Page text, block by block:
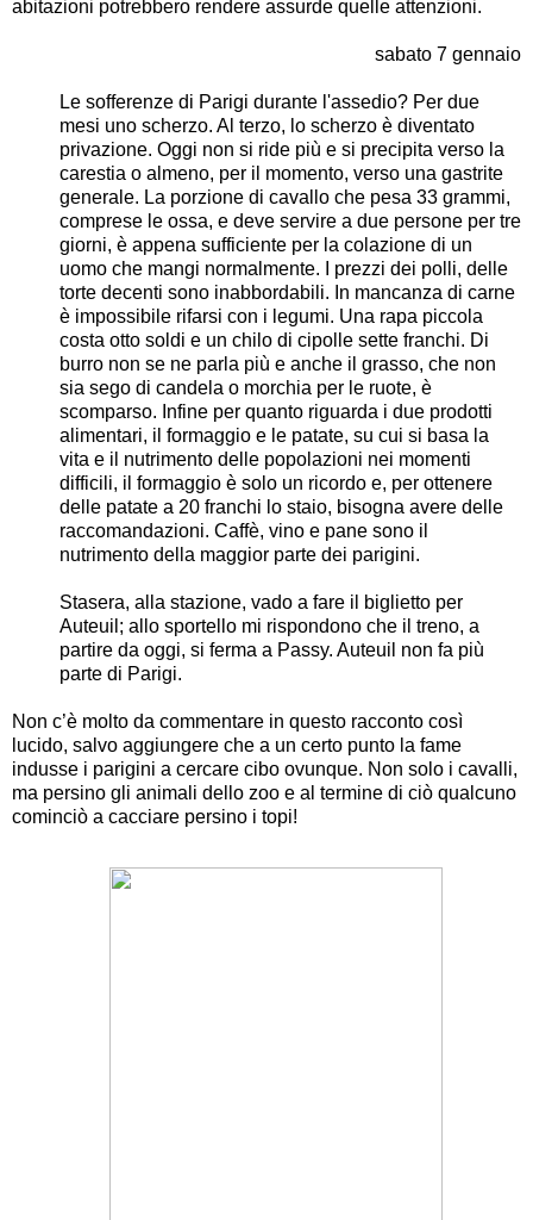
abitazioni potrebbero rendere assurde quelle attenzioni.
sabato 7 gennaio
Le sofferenze di Parigi durante l'assedio? Per due
mesi uno scherzo. Al terzo, lo scherzo è diventato
privazione. Oggi non si ride più e si precipita verso la
carestia o almeno, per il momento, verso una gastrite
generale. La porzione di cavallo che pesa 33 grammi,
comprese le ossa, e deve servire a due persone per tre
giorni, è appena sufficiente per la colazione di un
uomo che mangi normalmente. I prezzi dei polli, delle
torte decenti sono inabbordabili. In mancanza di carne
è impossibile rifarsi con i legumi. Una rapa piccola
costa otto soldi e un chilo di cipolle sette franchi. Di
burro non se ne parla più e anche il grasso, che non
sia sego di candela o morchia per le ruote, è
scomparso. Infine per quanto riguarda i due prodotti
alimentari, il formaggio e le patate, su cui si basa la
vita e il nutrimento delle popolazioni nei momenti
difficili, il formaggio è solo un ricordo e, per ottenere
delle patate a 20 franchi lo staio, bisogna avere delle
raccomandazioni. Caffè, vino e pane sono il
nutrimento della maggior parte dei parigini.
Stasera, alla stazione, vado a fare il biglietto per
Auteuil; allo sportello mi rispondono che il treno, a
partire da oggi, si ferma a Passy. Auteuil non fa più
parte di Parigi.
Non c’è molto da commentare in questo racconto così
lucido, salvo aggiungere che a un certo punto la fame
indusse i parigini a cercare cibo ovunque. Non solo i cavalli,
ma persino gli animali dello zoo e al termine di ciò qualcuno
cominciò a cacciare persino i topi!